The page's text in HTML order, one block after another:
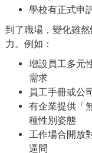
學校有正式申
到了職場，變化雖
力。例如：
增設員工多元
需求
員工手冊或公
有企業提供「
種性別姿態
工作場合開放
逼問